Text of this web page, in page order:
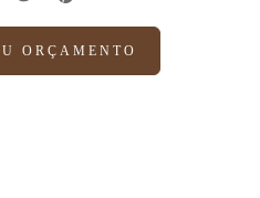
ORÇAMENTO